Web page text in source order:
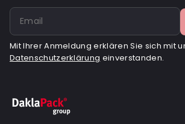
Mit Ihrer Anmeldung erklären Sie sich mit
Datenschutzerklärung einverstanden.